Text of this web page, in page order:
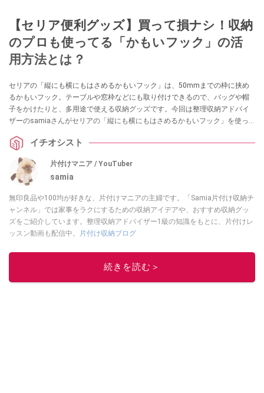
【セリア便利グッズ】買って損ナシ！収納
のプロも使ってる「かもいフック」の活
用方法とは？
セリアの「縦にも横にもはさめるかもいフック」は、50mmまでの枠に挟め
るかもいフック。テーブルや窓枠などにも取り付けできるので、バッグや帽
子をかけたりと、多用途で使える収納グッズです。今回は整理収納アドバイ
ザーのsamiaさんがセリアの「縦にも横にもはさめるかもいフック」を使っ
イチオシスト
片付けマニア / YouTuber
samia
無印良品や100均が好きな、片付けマニアの主婦です。「Samia片付け収納チ
ャンネル」では家事をラクにするための収納アイデアや、おすすめ収納グッ
ズをご紹介しています。整理収納アドバイザー1級の知識をもとに、片付けレ
ッスン動画も配信中。
片付け収納ブログ
このイチオシストの他の記事を読む
続きを読む＞